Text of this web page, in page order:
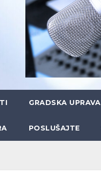
GRADSKA UPRAVA
POSLUŠAJTE